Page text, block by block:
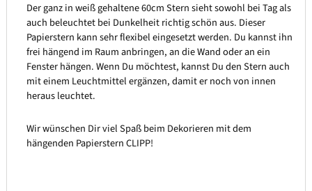
Der ganz in weiß gehaltene 60cm Stern sieht sowohl bei Tag als
auch beleuchtet bei Dunkelheit richtig schön aus. Dieser
Papierstern kann sehr flexibel eingesetzt werden. Du kannst ihn
frei hängend im Raum anbringen, an die Wand oder an ein
Fenster hängen. Wenn Du möchtest, kannst Du den Stern auch
mit einem Leuchtmittel ergänzen, damit er noch von innen
heraus leuchtet.
Wir wünschen Dir viel Spaß beim Dekorieren mit dem
hängenden Papierstern CLIPP!